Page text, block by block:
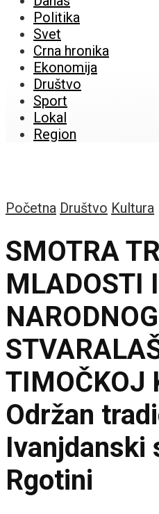
Politika
Svet
Crna hronika
Ekonomija
Društvo
Sport
Lokal
Region
Početna Društvo Kultura
SMOTRA
MLADOSTI I
NARODNOG
TIMOČKOJ
Održan
Ivanjdanski
Rgotini